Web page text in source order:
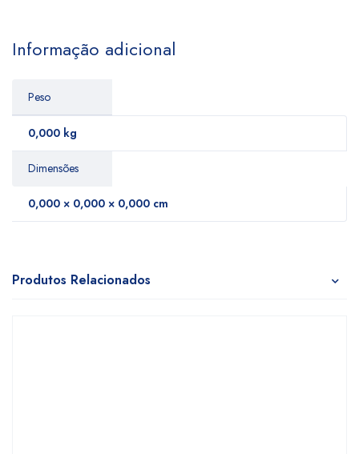
Informação adicional
Peso
0,000 kg
Dimensões
0,000 × 0,000 × 0,000 cm
Produtos Relacionados